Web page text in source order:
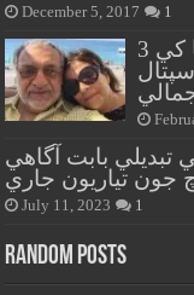
December 5, 2017 1
هزار خان بجاراڻي کي هڪ ۽ فريحا کي 3
موسمياتي تبديلي بابت آگاهي
جون تياريون جاري
July 11, 2023 1
Random Posts